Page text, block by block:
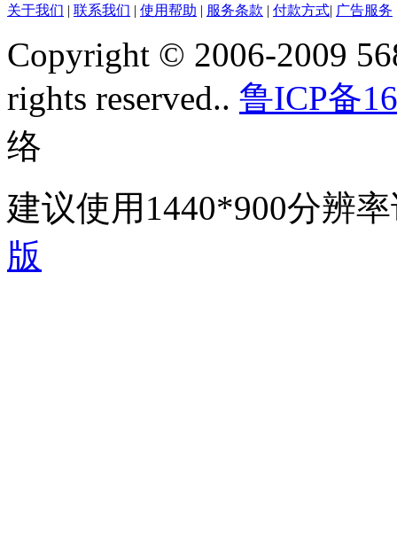
关于我们 | 联系我们 | 使用帮助 | 服务条款 | 付款方式| 广告服务
Copyright © 2006-2009
rights reserved.. 鲁ICP备
络
建议使用1440*900分辨
版